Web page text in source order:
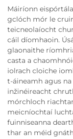
Máiríonn
gclóch mór le
teicneolaíocht
cáil díomhaoin.
glaonaithe
casta a
iolrach cloiche
t-áineamh agus
inžinéireacht
mórchloch
meicníochtaí
fuinniseanna
thar an méid